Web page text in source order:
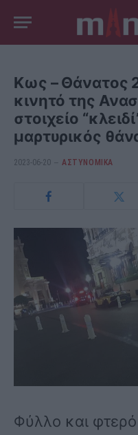
Κως – Θάνατος
κινητό της
στοιχείο
μαρτυρικός
2023-06-20 ΑΣΤΥΝΟΜΙΚΑ
Φύλλο και